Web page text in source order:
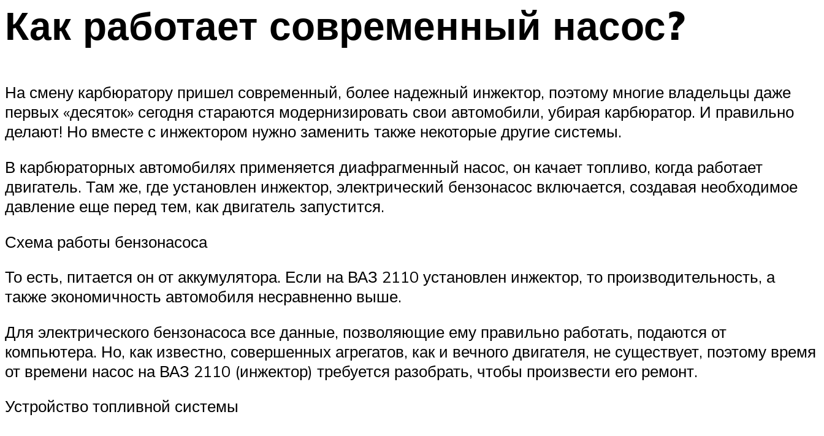
Как работает современный насос?
На смену карбюратору пришел современный, более надежный инжектор, поэтому многие владельцы даже
первых «десяток» сегодня стараются модернизировать свои автомобили, убирая карбюратор. И правильно
делают! Но вместе с инжектором нужно заменить также некоторые другие системы.
В карбюраторных автомобилях применяется диафрагменный насос, он качает топливо, когда работает
двигатель. Там же, где установлен инжектор, электрический бензонасос включается, создавая необходимое
давление еще перед тем, как двигатель запустится.
Схема работы бензонасоса
То есть, питается он от аккумулятора. Если на ВАЗ 2110 установлен инжектор, то производительность, а
также экономичность автомобиля несравненно выше.
Для электрического бензонасоса все данные, позволяющие ему правильно работать, подаются от
компьютера. Но, как известно, совершенных агрегатов, как и вечного двигателя, не существует, поэтому время
от времени насос на ВАЗ 2110 (инжектор) требуется разобрать, чтобы произвести его ремонт.
Устройство топливной системы